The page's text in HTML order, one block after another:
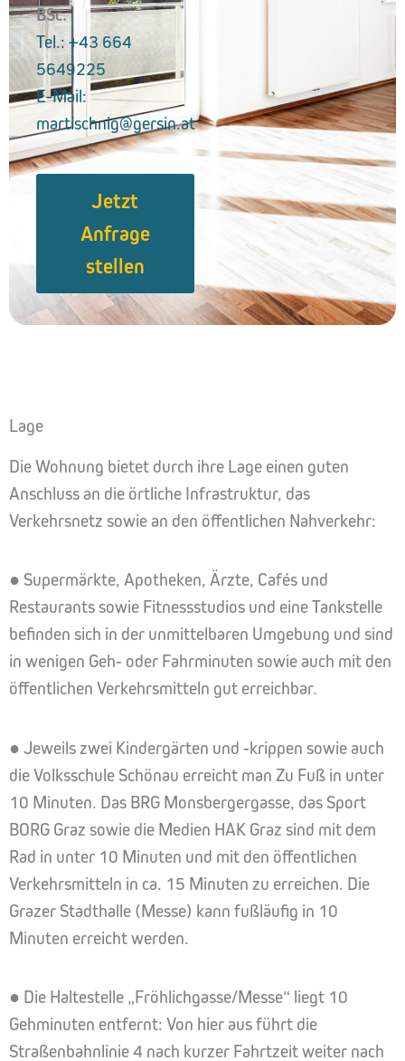
BSc.
Tel.: +43 664
5649225
E-Mail:
martischnig@gersin.at
Jetzt
Anfrage
stellen
Lage
Die Wohnung bietet durch ihre Lage einen guten
Anschluss an die örtliche Infrastruktur, das
Verkehrsnetz sowie an den öffentlichen Nahverkehr:
● Supermärkte, Apotheken, Ärzte, Cafés und
Restaurants sowie Fitnessstudios und eine Tankstelle
befinden sich in der unmittelbaren Umgebung und sind
in wenigen Geh- oder Fahrminuten sowie auch mit den
öffentlichen Verkehrsmitteln gut erreichbar.
● Jeweils zwei Kindergärten und -krippen sowie auch
die Volksschule Schönau erreicht man Zu Fuß in unter
10 Minuten. Das BRG Monsbergergasse, das Sport
BORG Graz sowie die Medien HAK Graz sind mit dem
Rad in unter 10 Minuten und mit den öffentlichen
Verkehrsmitteln in ca. 15 Minuten zu erreichen. Die
Grazer Stadthalle (Messe) kann fußläufig in 10
Minuten erreicht werden.
● Die Haltestelle „Fröhlichgasse/Messe“ liegt 10
Gehminuten entfernt: Von hier aus führt die
Straßenbahnlinie 4 nach kurzer Fahrtzeit weiter nach